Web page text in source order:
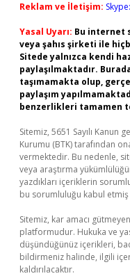
Reklam ve İletişim:
Yasal Uyarı: Bu internet
veya şahıs şirketi ile
Sitede yalnızca kendi
paylaşılmaktadır.
taşımamakta olup,
paylaşım
benzerlikleri tamamen
Sitemiz, 5651 Sayılı Kanun
Kurumu (BTK) tarafından
vermektedir. Bu nedenle,
veya araştırma
yazdıkları içeriklerin
bu sorumluluğu kabul etmiş
Sitemiz, kar amacı
platformudur. Hukuka ve
düşündüğünüz içerikleri,
bildirmeniz halinde, ilgili
kaldırılacaktır.